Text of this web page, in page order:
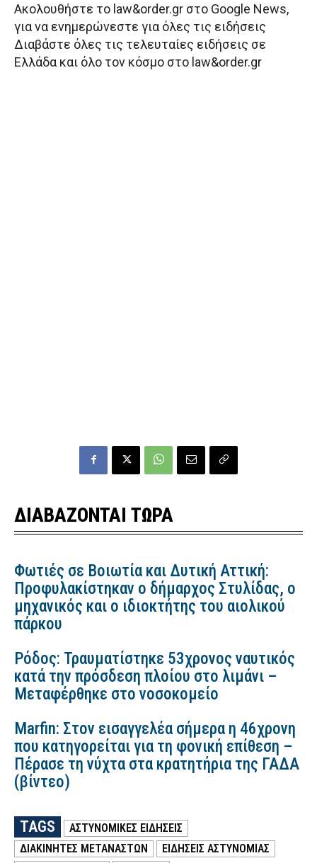
Aκολουθήστε το law&order.gr στο Google News,
για να ενημερώνεστε για όλες τις ειδήσεις
Διαβάστε όλες τις τελευταίες ειδήσεις σε
Ελλάδα και όλο τον κόσμο στο law&order.gr
ΔΙΑΒΑΖΟΝΤΑΙ ΤΩΡΑ
Φωτιές σε Βοιωτία και Δυτική Αττική:
Προφυλακίστηκαν ο δήμαρχος Στυλίδας, ο
μηχανικός και ο ιδιοκτήτης του αιολικού
πάρκου
Ρόδος: Τραυματίστηκε 53χρονος ναυτικός
κατά την πρόσδεση πλοίου στο λιμάνι –
Μεταφέρθηκε στο νοσοκομείο
Marfin: Στον εισαγγελέα σήμερα η 46χρονη
που κατηγορείται για τη φονική επίθεση –
Πέρασε τη νύχτα στα κρατητήρια της ΓΑΔΑ
(βίντεο)
TAGS
ΑΣΤΥΝΟΜΙΚΕΣ ΕΙΔΗΣΕΙΣ
ΔΙΑΚΙΝΗΤΕΣ ΜΕΤΑΝΑΣΤΩΝ
ΕΙΔΗΣΕΙΣ ΑΣΤΥΝΟΜΙΑΣ